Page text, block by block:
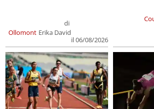
Ollomont
di
Erika David
il 06/08/2026